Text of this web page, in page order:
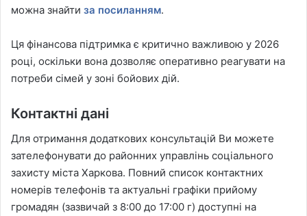
можна знайти за посиланням.
Ця фінансова підтримка є критично важливою у 2026
році, оскільки вона дозволяє оперативно реагувати на
потреби сімей у зоні бойових дій.
Контактні дані
Для отримання додаткових консультацій Ви можете
зателефонувати до районних управлінь соціального
захисту міста Харкова. Повний список контактних
номерів телефонів та актуальні графіки прийому
громадян (зазвичай з 8:00 до 17:00 г) доступні на